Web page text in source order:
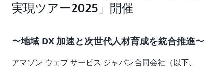
実現ツアー2025」開催
〜地域 DX 加速と次世代人材育成を統合推進〜
アマゾン ウェブ サービス ジャパン合同会社（以下、